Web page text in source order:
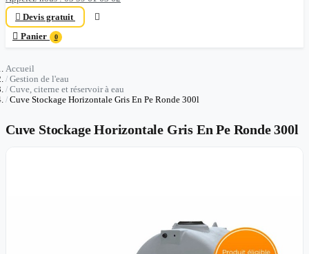
 Devis gratuit

 Panier 0
Accueil
Gestion de l'eau
Cuve, citerne et réservoir à eau
Cuve Stockage Horizontale Gris En Pe Ronde 300l
Cuve Stockage Horizontale Gris En Pe Ronde 300l